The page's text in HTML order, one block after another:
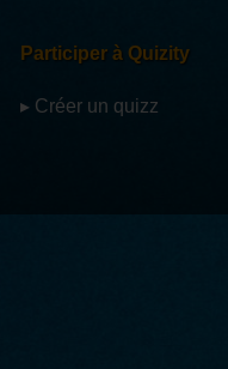
Participer à Quizity
▸ Créer un quizz